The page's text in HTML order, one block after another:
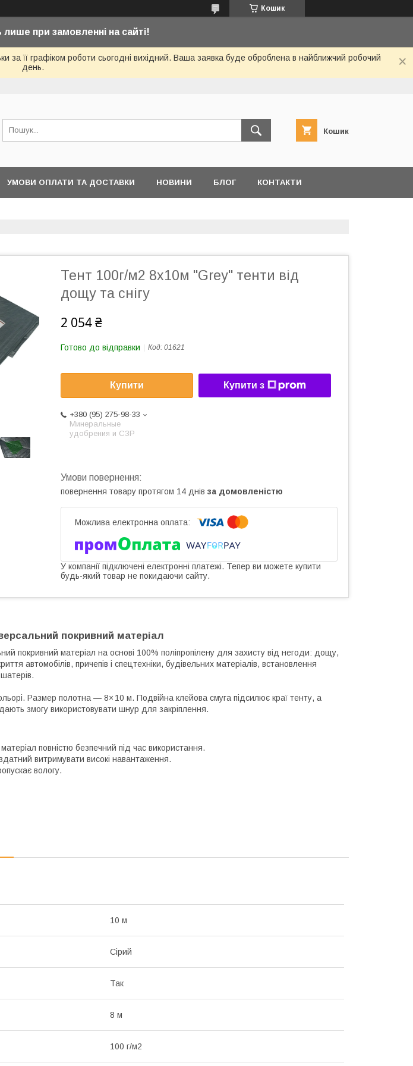
Кошик
при замовленні на сайті!
за її графіком роботи сьогодні вихідний. Ваша заявка буде оброблена в найближчий робочий
день.
Кошик
УМОВИ ОПЛАТИ ТА ДОСТАВКИ НОВИНИ БЛОГ КОНТАКТИ
Тент 100г/м2 8х10м "Grey" тенти від
дощу та снігу
2 054 ₴
Готово до відправки Код: 01621
Купити Купити з
+380 (95) 275-98-33
Минеральные
удобрения и СЗР
повернення товару протягом 14 днів за домовленістю
У компанії підключені електронні платежі. Тепер ви можете купити
будь-який товар не покидаючи сайту.
покривний матеріал
покривний матеріал на основі 100% поліпропілену для захисту від негоди: дощу,
автомобілів, причепів і спецтехніки, будівельних матеріалів, встановлення
Размер полотна — 8× 10 м. Подвійна клейова смуга підсилює краї тенту, а
змогу використовувати шнур для закріплення.
повністю безпечний під час використання.
витримувати високі навантаження.
вологу.
10 м
Сірий
Так
8 м
100 г/м2